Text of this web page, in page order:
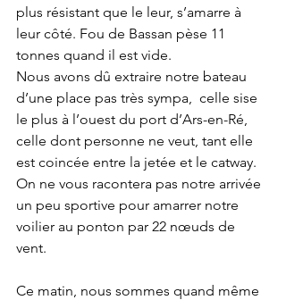
plus résistant que le leur, s’amarre à
leur côté. Fou de Bassan pèse 11
tonnes quand il est vide.
Nous avons dû extraire notre bateau
d’une place pas très sympa,  celle sise
le plus à l’ouest du port d’Ars-en-Ré,
celle dont personne ne veut, tant elle
est coincée entre la jetée et le catway.
On ne vous racontera pas notre arrivée
un peu sportive pour amarrer notre
voilier au ponton par 22 nœuds de
vent.
Ce matin, nous sommes quand même